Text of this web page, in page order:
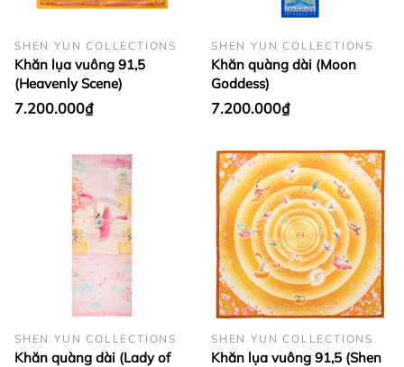
SHEN YUN COLLECTIONS
Khăn lụa vuông 91,5
(Heavenly Scene)
7.200.000₫
SHEN YUN COLLECTIONS
Khăn quàng dài (Moon
Goddess)
7.200.000₫
SHEN YUN COLLECTIONS
Khăn quàng dài (Lady of
SHEN YUN COLLECTIONS
Khăn lụa vuông 91,5 (Shen